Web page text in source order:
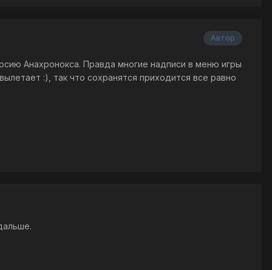
Автор
Анахронокса. Правда многие надписи в меню игры
:), так что сохранятся приходится все равно